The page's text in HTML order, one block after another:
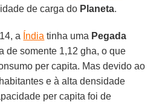
de carga do Planeta.
a Índia tinha uma Pegada
de somente 1,12 gha, o que
per capita. Mas devido ao
e à alta densidade
per capita foi de